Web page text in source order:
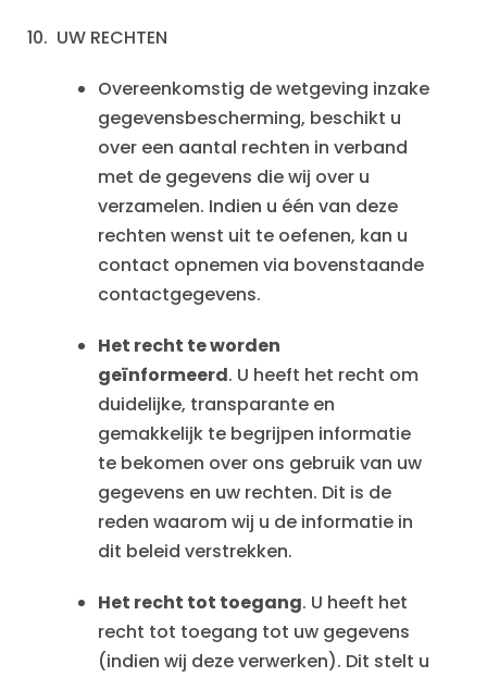
10. UW RECHTEN
Overeenkomstig de wetgeving inzake
gegevensbescherming, beschikt u
over een aantal rechten in verband
met de gegevens die wij over u
verzamelen. Indien u één van deze
rechten wenst uit te oefenen, kan u
contact opnemen via bovenstaande
contactgegevens.
Het recht te worden
geïnformeerd. U heeft het recht om
duidelijke, transparante en
gemakkelijk te begrijpen informatie
te bekomen over ons gebruik van uw
gegevens en uw rechten. Dit is de
reden waarom wij u de informatie in
dit beleid verstrekken.
Het recht tot toegang. U heeft het
recht tot toegang tot uw gegevens
(indien wij deze verwerken). Dit stelt u